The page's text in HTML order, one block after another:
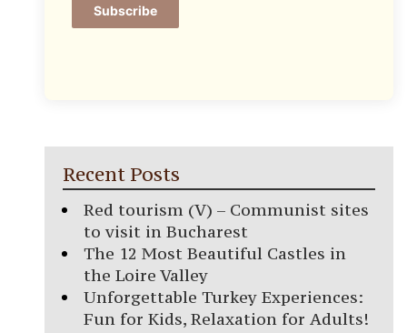
Subscribe
Recent Posts
Red tourism (V) – Communist sites
to visit in Bucharest
The 12 Most Beautiful Castles in
the Loire Valley
Unforgettable Turkey Experiences:
Fun for Kids, Relaxation for Adults!